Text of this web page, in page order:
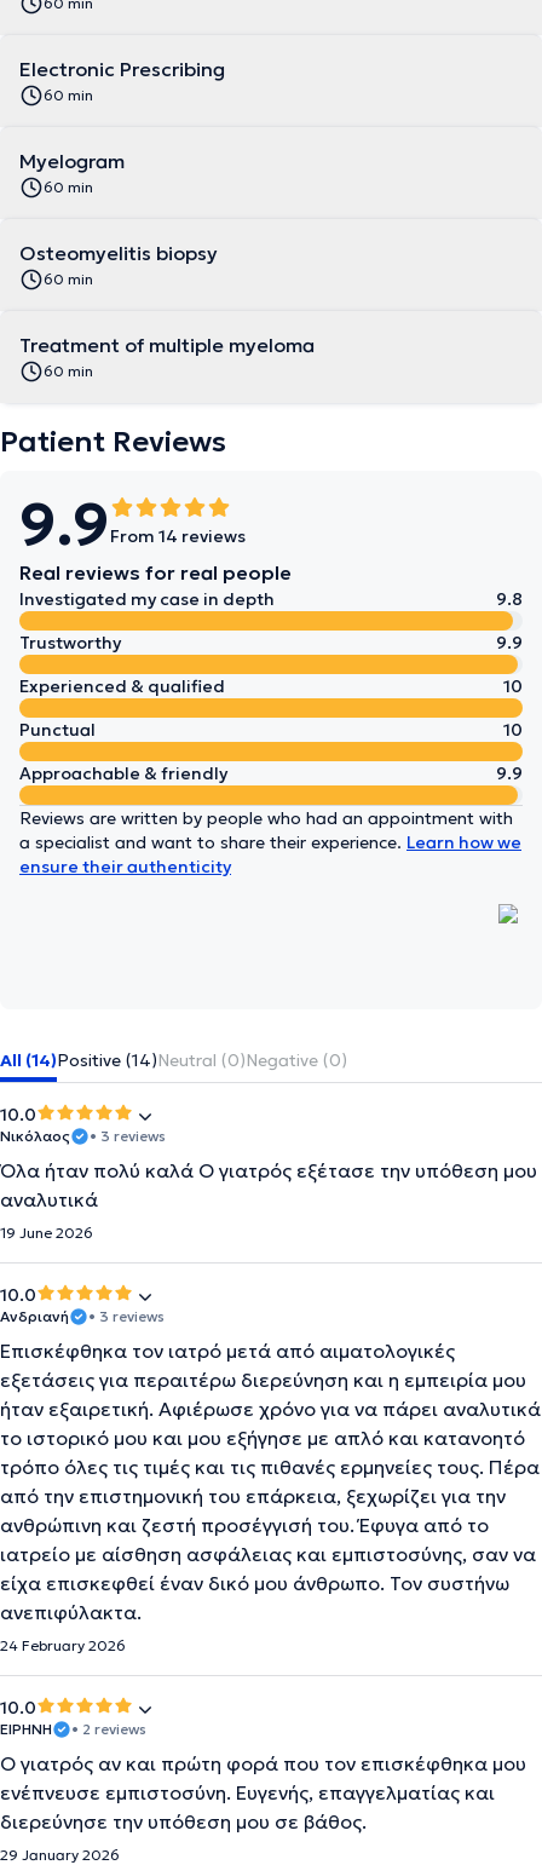
Electronic Prescribing
60 min
Myelogram
60 min
Osteomyelitis biopsy
60 min
Treatment of multiple myeloma
60 min
Patient Reviews
9.9 From 14 reviews
Real reviews for real people
Investigated my case in depth
9.8
Trustworthy
9.9
Experienced & qualified
10
Punctual
10
Approachable & friendly
9.9
Reviews are written by people who had an appointment with
a specialist and want to share their experience. Learn how we
ensure their authenticity
All (14)Positive (14)Neutral (0)Negative (0)
10.0
Νικόλαος • 3 reviews
Όλα ήταν πολύ καλά Ο γιατρός εξέτασε την υπόθεση μου
αναλυτικά
19 June 2026
10.0
Ανδριανή • 3 reviews
Επισκέφθηκα τον ιατρό μετά από αιματολογικές
εξετάσεις για περαιτέρω διερεύνηση και η εμπειρία μου
ήταν εξαιρετική. Αφιέρωσε χρόνο για να πάρει αναλυτικά
το ιστορικό μου και μου εξήγησε με απλό και κατανοητό
τρόπο όλες τις τιμές και τις πιθανές ερμηνείες τους. Πέρα
από την επιστημονική του επάρκεια, ξεχωρίζει για την
ανθρώπινη και ζεστή προσέγγισή του. Έφυγα από το
ιατρείο με αίσθηση ασφάλειας και εμπιστοσύνης, σαν να
είχα επισκεφθεί έναν δικό μου άνθρωπο. Τον συστήνω
ανεπιφύλακτα.
24 February 2026
10.0
ΕΙΡΗΝΗ • 2 reviews
Ο γιατρός αν και πρώτη φορά που τον επισκέφθηκα μου
ενέπνευσε εμπιστοσύνη. Ευγενής, επαγγελματίας και
διερεύνησε την υπόθεση μου σε βάθος.
29 January 2026